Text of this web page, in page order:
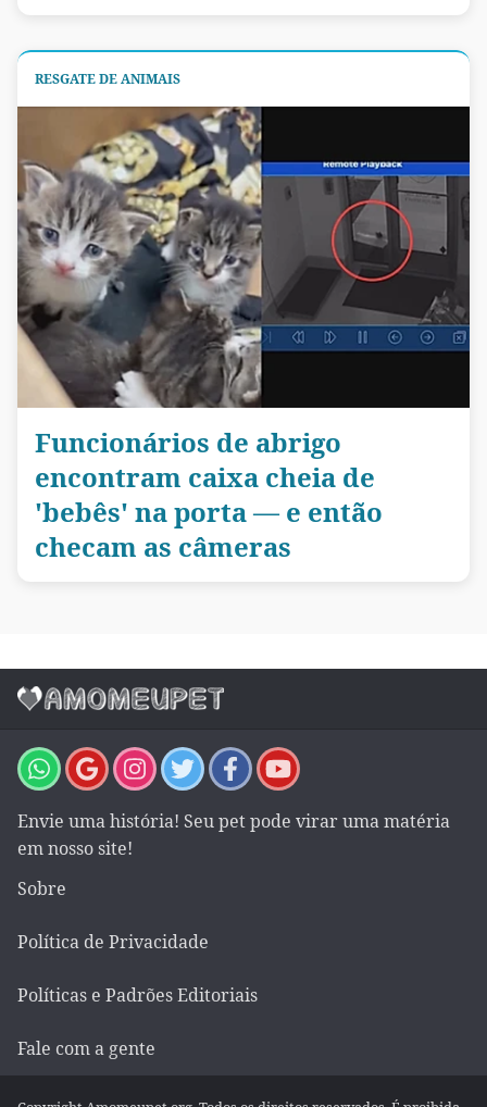
RESGATE DE ANIMAIS
Funcionários de abrigo
encontram caixa cheia de
'bebês' na porta — e então
checam as câmeras
Envie uma história! Seu pet pode virar uma matéria
em nosso site!
Sobre
Política de Privacidade
Políticas e Padrões Editoriais
Fale com a gente